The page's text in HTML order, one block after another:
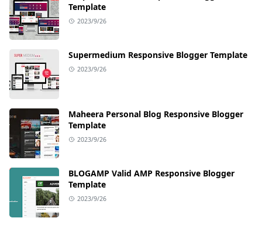
Template
2023/9/26
Supermedium Responsive Blogger Template
2023/9/26
Maheera Personal Blog Responsive Blogger
Template
2023/9/26
BLOGAMP Valid AMP Responsive Blogger
Template
2023/9/26